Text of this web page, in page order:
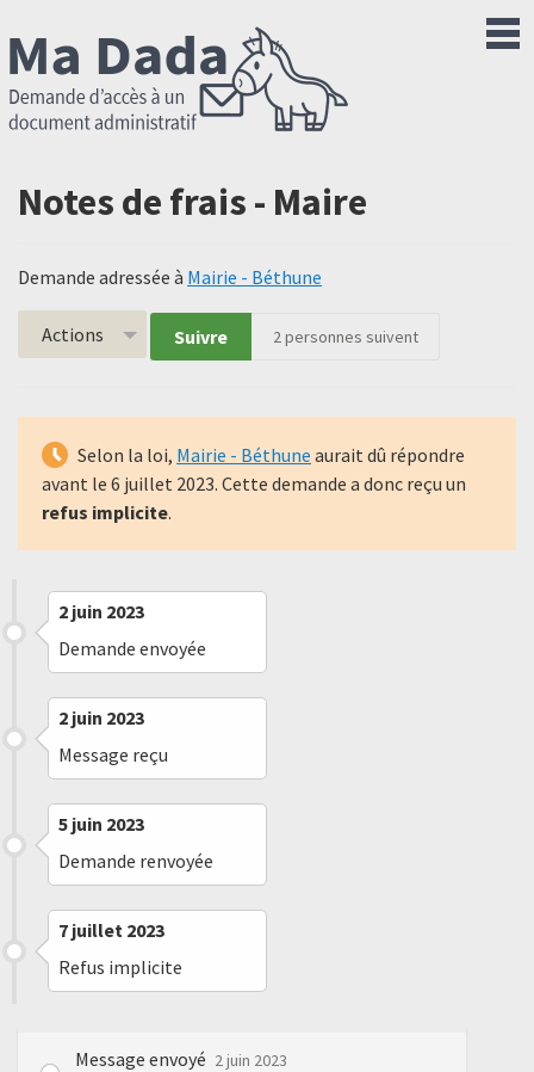
Notes de frais - Maire
Demande adressée à Mairie - Béthune
Actions Suivre 2personnes suivent
Selon la loi, Mairie - Béthune aurait dû répondre
avant le 6 juillet 2023. Cette demande a donc reçu un
refus implicite.
2 juin 2023
Demande envoyée
2 juin 2023
Message reçu
5 juin 2023
Demande renvoyée
7 juillet 2023
Refus implicite
Message envoyé 2 juin 2023